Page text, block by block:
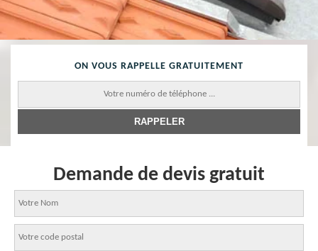
ON VOUS RAPPELLE GRATUITEMENT
Demande de devis gratuit